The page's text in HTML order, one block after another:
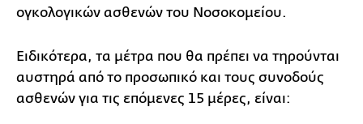
ογκολογικών ασθενών του Νοσοκομείου.
Ειδικότερα, τα μέτρα που θα πρέπει να τηρούνται
αυστηρά από το προσωπικό και τους συνοδούς
ασθενών για τις επόμενες 15 μέρες, είναι: